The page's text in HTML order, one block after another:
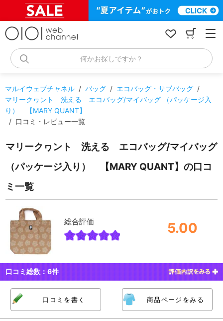
何かお探しですか？
マルイウェブチャネル / バッグ / エコバッグ・サブバッグ /
マリークヮント 洗える エコバッグ/マイバッグ （パッケージ入
り） 【MARY QUANT】
/ 口コミ・レビュー一覧
マリークヮント 洗える エコバッグ/マイバッグ
（パッケージ入り） 【MARY QUANT】の口コ
ミ一覧
総合評価 5.00
口コミ総数：6件
口コミを書く 商品ページをみる